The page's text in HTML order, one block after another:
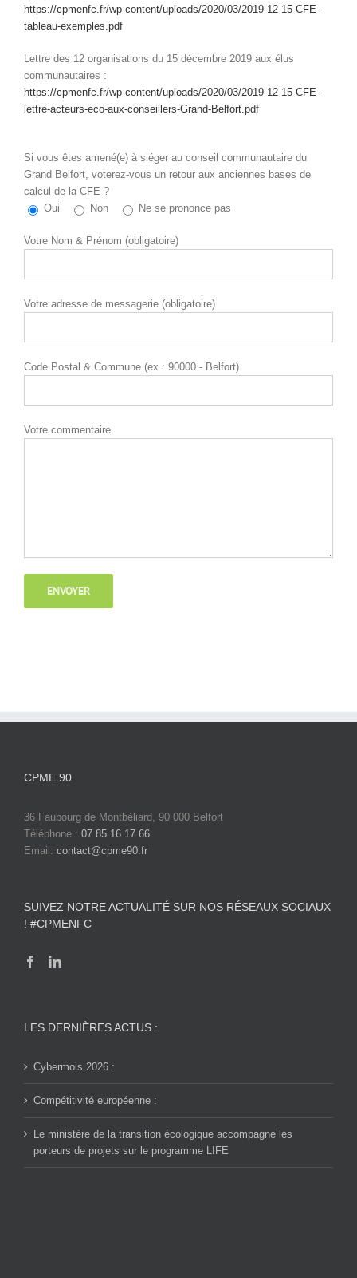
https://cpmenfc.fr/wp-content/uploads/2020/03/2019-12-15-CFE-
tableau-exemples.pdf
Lettre des 12 organisations du 15 décembre 2019 aux élus
communautaires :
https://cpmenfc.fr/wp-content/uploads/2020/03/2019-12-15-CFE-
lettre-acteurs-eco-aux-conseillers-Grand-Belfort.pdf
Si vous êtes amené(e) à siéger au conseil communautaire du
Grand Belfort, voterez-vous un retour aux anciennes bases de
calcul de la CFE ?
Oui
Non Ne se prononce pas
Votre Nom & Prénom (obligatoire)
Votre adresse de messagerie (obligatoire)
Code Postal & Commune (ex : 90000 - Belfort)
Votre commentaire
CPME 90
36 Faubourg de Montbéliard, 90 000 Belfort
Téléphone : 07 85 16 17 66
Email: contact@cpme90.fr
SUIVEZ NOTRE ACTUALITÉ SUR NOS RÉSEAUX SOCIAUX
! #CPMENFC
LES DERNIÈRES ACTUS :
Cybermois 2026 :
Compétitivité européenne :
Le ministère de la transition écologique accompagne les
porteurs de projets sur le programme LIFE